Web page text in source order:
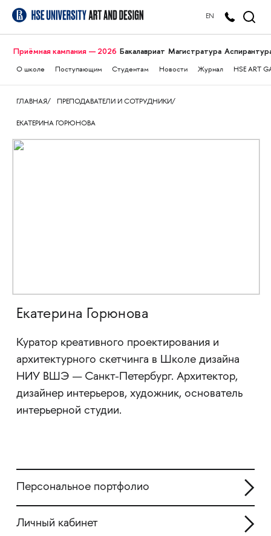
EN
Приёмная кампания — 2026 Бакалавриат Магистратура
О школе Поступающим Студентам Новости Журнал HSE ART
ГЛАВНАЯ ПРЕПОДАВАТЕЛИ И СОТРУДНИКИ
ЕКАТЕРИНА ГОРЮНОВА
Екатерина Горюнова
Куратор креативного проектирования и
архитектурного скетчинга в Школе дизайна
НИУ ВШЭ — Санкт-Петербург. Архитектор,
дизайнер интерьеров, художник, основатель
интерьерной студии.
Персональное портфолио
Личный кабинет